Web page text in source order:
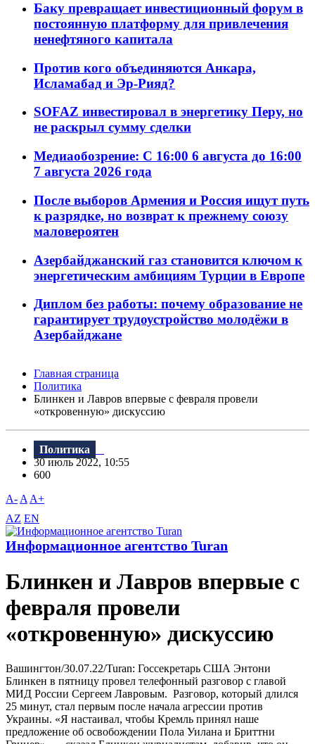
Баку превращает инвестиционный форум в
постоянную платформу для привлечения
ненефтяного капитала
Против кого объединяются Анкара,
Исламабад и Эр-Рияд?
SOFAZ инвестировал в энергетику Перу, но
не раскрыл сумму сделки
Медиаобозрение: С 16:00 6 августа до 16:00
7 августа 2026 года
После выборов Армения и Россия ищут путь
к разрядке, но возврат к прежнему союзу
маловероятен
Азербайджанский газ становится ключом к
энергетическим амбициям Турции в Европе
Диплом без работы: почему образование не
гарантирует трудоустройство молодёжи в
Азербайджане
Главная страница
Политика
Блинкен и Лавров впервые с февраля провели
«откровенную» дискуссию
Политика
30 июль 2022, 10:55
600
A- A A+
AZ EN
Информационное агентство Turan
Блинкен и Лавров впервые с
февраля провели
«откровенную» дискуссию
Вашингтон/30.07.22/Turan: Госсекретарь США Энтони
Блинкен в пятницу провел телефонный разговор с главой
МИД России Сергеем Лавровым. Разговор, который длился
25 минут, стал первым после начала агрессии против
Украины. «Я настаивал, чтобы Кремль принял наше
предложение об освобождении Пола Уилана и Бриттни